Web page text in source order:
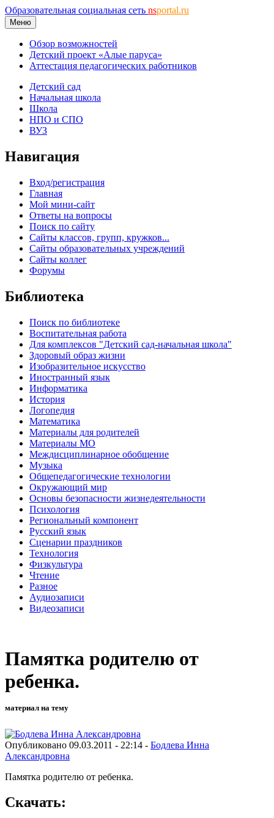
Образовательная социальная сеть nsportal.ru
Меню
Обзор возможностей
Детский проект «Алые паруса»
Аттестация педагогических работников
Детский сад
Начальная школа
Школа
НПО и СПО
ВУЗ
Навигация
Вход/регистрация
Главная
Мой мини-сайт
Ответы на вопросы
Поиск по сайту
Сайты классов, групп, кружков...
Сайты образовательных учреждений
Сайты коллег
Форумы
Библиотека
Поиск по библиотеке
Воспитательная работа
Для комплексов "Детский сад-начальная школа"
Здоровый образ жизни
Изобразительное искусство
Иностранный язык
Информатика
История
Логопедия
Математика
Материалы для родителей
Материалы МО
Междисциплинарное обобщение
Музыка
Общепедагогические технологии
Окружающий мир
Основы безопасности жизнедеятельности
Психология
Региональный компонент
Русский язык
Сценарии праздников
Технология
Физкультура
Чтение
Разное
Аудиозаписи
Видеозаписи
Памятка родителю от
ребенка.
материал на тему
Опубликовано 09.03.2011 - 22:14 - Бодлева Инна
Александровна
Памятка родителю от ребенка.
Скачать: